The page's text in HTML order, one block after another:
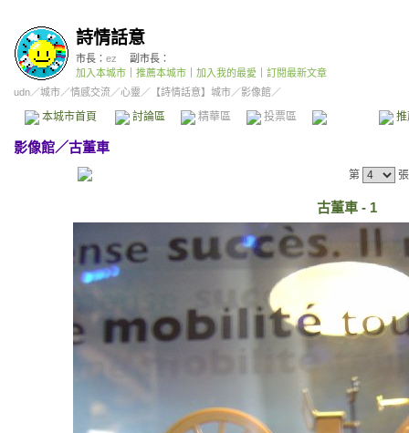
詩情話意
市長： ez
副市長：
加入本城市
推薦本城市 加入我的最愛
訂閱最新文章
udn／城市／情感交流／心靈 ／ 【詩情話意】城市／影像館／
本城市首頁 討論區 精華區 投票區 影像館
影像館／古董車
第
古董車 - 1